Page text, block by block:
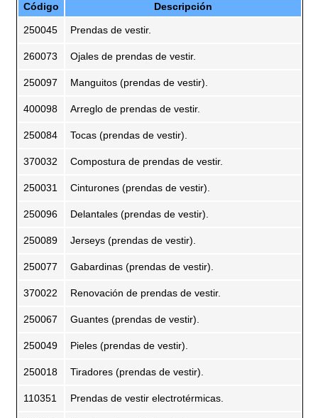
Código Descripción
250045 Prendas de vestir.
260073 Ojales de prendas de vestir.
250097 Manguitos (prendas de vestir).
400098 Arreglo de prendas de vestir.
250084 Tocas (prendas de vestir).
370032 Compostura de prendas de vestir.
250031 Cinturones (prendas de vestir).
250096 Delantales (prendas de vestir).
250089 Jerseys (prendas de vestir).
250077 Gabardinas (prendas de vestir).
370022 Renovación de prendas de vestir.
250067 Guantes (prendas de vestir).
250049 Pieles (prendas de vestir).
250018 Tiradores (prendas de vestir).
110351 Prendas de vestir electrotérmicas.